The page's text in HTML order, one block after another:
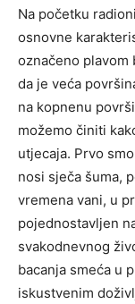
Na početku
osnovne
označeno plavom
da je veća
na kopnenu
možemo činiti
utjecaja. Prvo
nosi sječa šuma,
vremena vani, u
pojednostavljen
svakodnevnog
bacanja smeća u
iskustvenim